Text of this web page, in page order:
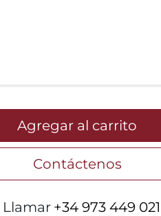
Agregar al carrito
Contáctenos
Llamar +34 973 449 021